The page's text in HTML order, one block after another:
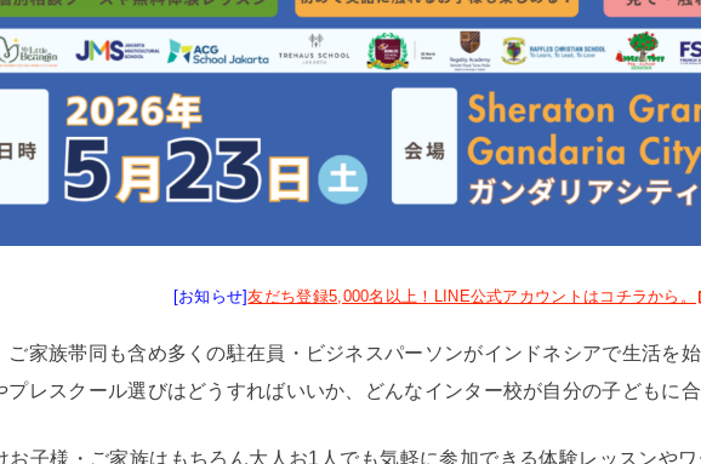
[お知らせ]友だち登録5,000名以上！LINE公式アカウントはコチラから。
ご家族帯同も含め多くの駐在員・ビジネスパーソンがインドネシアで生活を始
プレスクール選びはどうすればいいか、どんなインター校が自分の子どもに
お子様・ご家族はもちろん大人お1人でも気軽に参加できる体験レッスンや